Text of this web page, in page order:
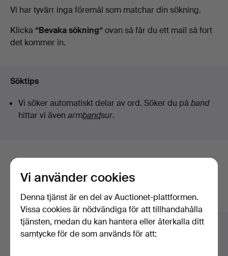
Auktioner
Lund
Pågående
auktioner
Vi har tyvärr inga föremål som matchar din sökning.
Klicka “Bevaka sökning”ovan så får du ett mail så fort
det kommer in.
Söktips
Vi söker automatiskt delar av ord. Söker du på band
hittar vi även armbandsur.
Här är föremål från vårt arkiv som
matchar din sökning
Visa alla föremål
Vi använder cookies
Denna tjänst är en del av Auctionet-plattformen.
Vissa cookies är nödvändiga för att tillhandahålla
tjänsten, medan du kan hantera eller återkalla ditt
samtycke för de som används för att: